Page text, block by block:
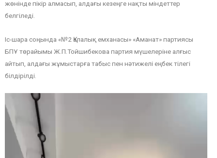
жөнінде пікір алмасып, алдағы кезеңге нақты міндеттер
белгіледі.
Іс-шара соңында «№2 Қалалық емханасы» «Аманат» партиясы
БПҰ төрайымы Ж.П.Тойшибекова партия мүшелеріне алғыс
айтып, алдағы жұмыстарға табыс пен нәтижелі еңбек тілегі
білдірілді.